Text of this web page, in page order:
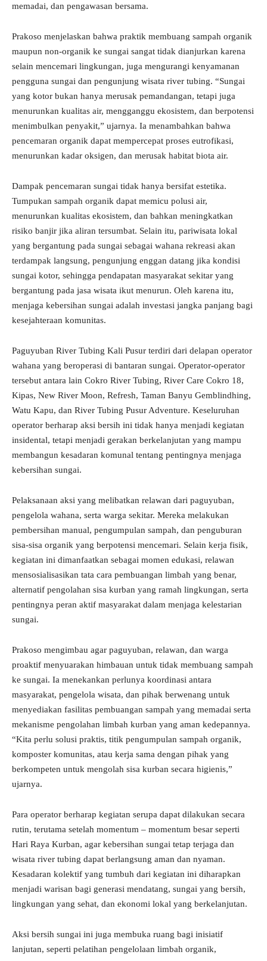
memadai, dan pengawasan bersama.
Prakoso menjelaskan bahwa praktik membuang sampah organik
maupun non-organik ke sungai sangat tidak dianjurkan karena
selain mencemari lingkungan, juga mengurangi kenyamanan
pengguna sungai dan pengunjung wisata river tubing. “Sungai
yang kotor bukan hanya merusak pemandangan, tetapi juga
menurunkan kualitas air, mengganggu ekosistem, dan berpotensi
menimbulkan penyakit,” ujarnya. Ia menambahkan bahwa
pencemaran organik dapat mempercepat proses eutrofikasi,
menurunkan kadar oksigen, dan merusak habitat biota air.
Dampak pencemaran sungai tidak hanya bersifat estetika.
Tumpukan sampah organik dapat memicu polusi air,
menurunkan kualitas ekosistem, dan bahkan meningkatkan
risiko banjir jika aliran tersumbat. Selain itu, pariwisata lokal
yang bergantung pada sungai sebagai wahana rekreasi akan
terdampak langsung, pengunjung enggan datang jika kondisi
sungai kotor, sehingga pendapatan masyarakat sekitar yang
bergantung pada jasa wisata ikut menurun. Oleh karena itu,
menjaga kebersihan sungai adalah investasi jangka panjang bagi
kesejahteraan komunitas.
Paguyuban River Tubing Kali Pusur terdiri dari delapan operator
wahana yang beroperasi di bantaran sungai. Operator-operator
tersebut antara lain Cokro River Tubing, River Care Cokro 18,
Kipas, New River Moon, Refresh, Taman Banyu Gemblindhing,
Watu Kapu, dan River Tubing Pusur Adventure. Keseluruhan
operator berharap aksi bersih ini tidak hanya menjadi kegiatan
insidental, tetapi menjadi gerakan berkelanjutan yang mampu
membangun kesadaran komunal tentang pentingnya menjaga
kebersihan sungai.
Pelaksanaan aksi yang melibatkan relawan dari paguyuban,
pengelola wahana, serta warga sekitar. Mereka melakukan
pembersihan manual, pengumpulan sampah, dan penguburan
sisa-sisa organik yang berpotensi mencemari. Selain kerja fisik,
kegiatan ini dimanfaatkan sebagai momen edukasi, relawan
mensosialisasikan tata cara pembuangan limbah yang benar,
alternatif pengolahan sisa kurban yang ramah lingkungan, serta
pentingnya peran aktif masyarakat dalam menjaga kelestarian
sungai.
Prakoso mengimbau agar paguyuban, relawan, dan warga
proaktif menyuarakan himbauan untuk tidak membuang sampah
ke sungai. Ia menekankan perlunya koordinasi antara
masyarakat, pengelola wisata, dan pihak berwenang untuk
menyediakan fasilitas pembuangan sampah yang memadai serta
mekanisme pengolahan limbah kurban yang aman kedepannya.
“Kita perlu solusi praktis, titik pengumpulan sampah organik,
komposter komunitas, atau kerja sama dengan pihak yang
berkompeten untuk mengolah sisa kurban secara higienis,”
ujarnya.
Para operator berharap kegiatan serupa dapat dilakukan secara
rutin, terutama setelah momentum – momentum besar seperti
Hari Raya Kurban, agar kebersihan sungai tetap terjaga dan
wisata river tubing dapat berlangsung aman dan nyaman.
Kesadaran kolektif yang tumbuh dari kegiatan ini diharapkan
menjadi warisan bagi generasi mendatang, sungai yang bersih,
lingkungan yang sehat, dan ekonomi lokal yang berkelanjutan.
Aksi bersih sungai ini juga membuka ruang bagi inisiatif
lanjutan, seperti pelatihan pengelolaan limbah organik,